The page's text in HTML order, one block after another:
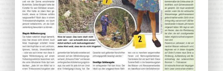
Wissenswertes
Kundenservice
Satzungen